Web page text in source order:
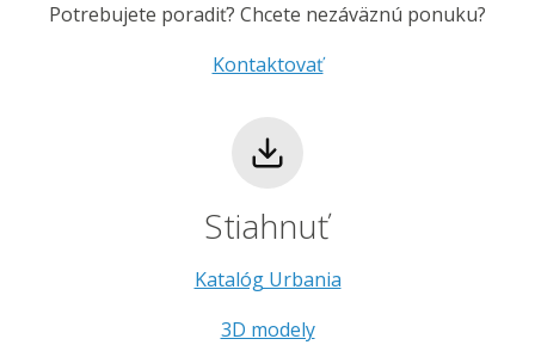
Potrebujete poradiť? Chcete nezáväznú ponuku?
Kontaktovať
Stiahnuť
Katalóg Urbania
3D modely